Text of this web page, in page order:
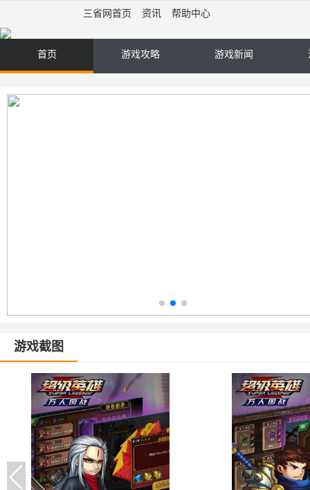
三省网首页 资讯 帮助中心
首页 游戏攻略 游戏新闻
游戏截图